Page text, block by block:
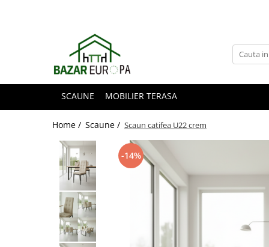
SCAUNE MOBILIER TERASA
Home / Scaune / Scaun catifea U22 crem
-14%